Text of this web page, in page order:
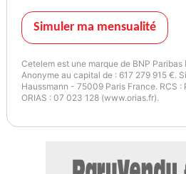
- Garantie
- GPS
- Isofix
- Jantes alliage
- Kit mains libres
Simuler ma mensualité
Cetelem est une marque de BNP
Anonyme au capital de : 617 279 915 €.
Haussmann - 75009 Paris France. RCS :
ORIAS : 07 023 128 (www.orias.fr).